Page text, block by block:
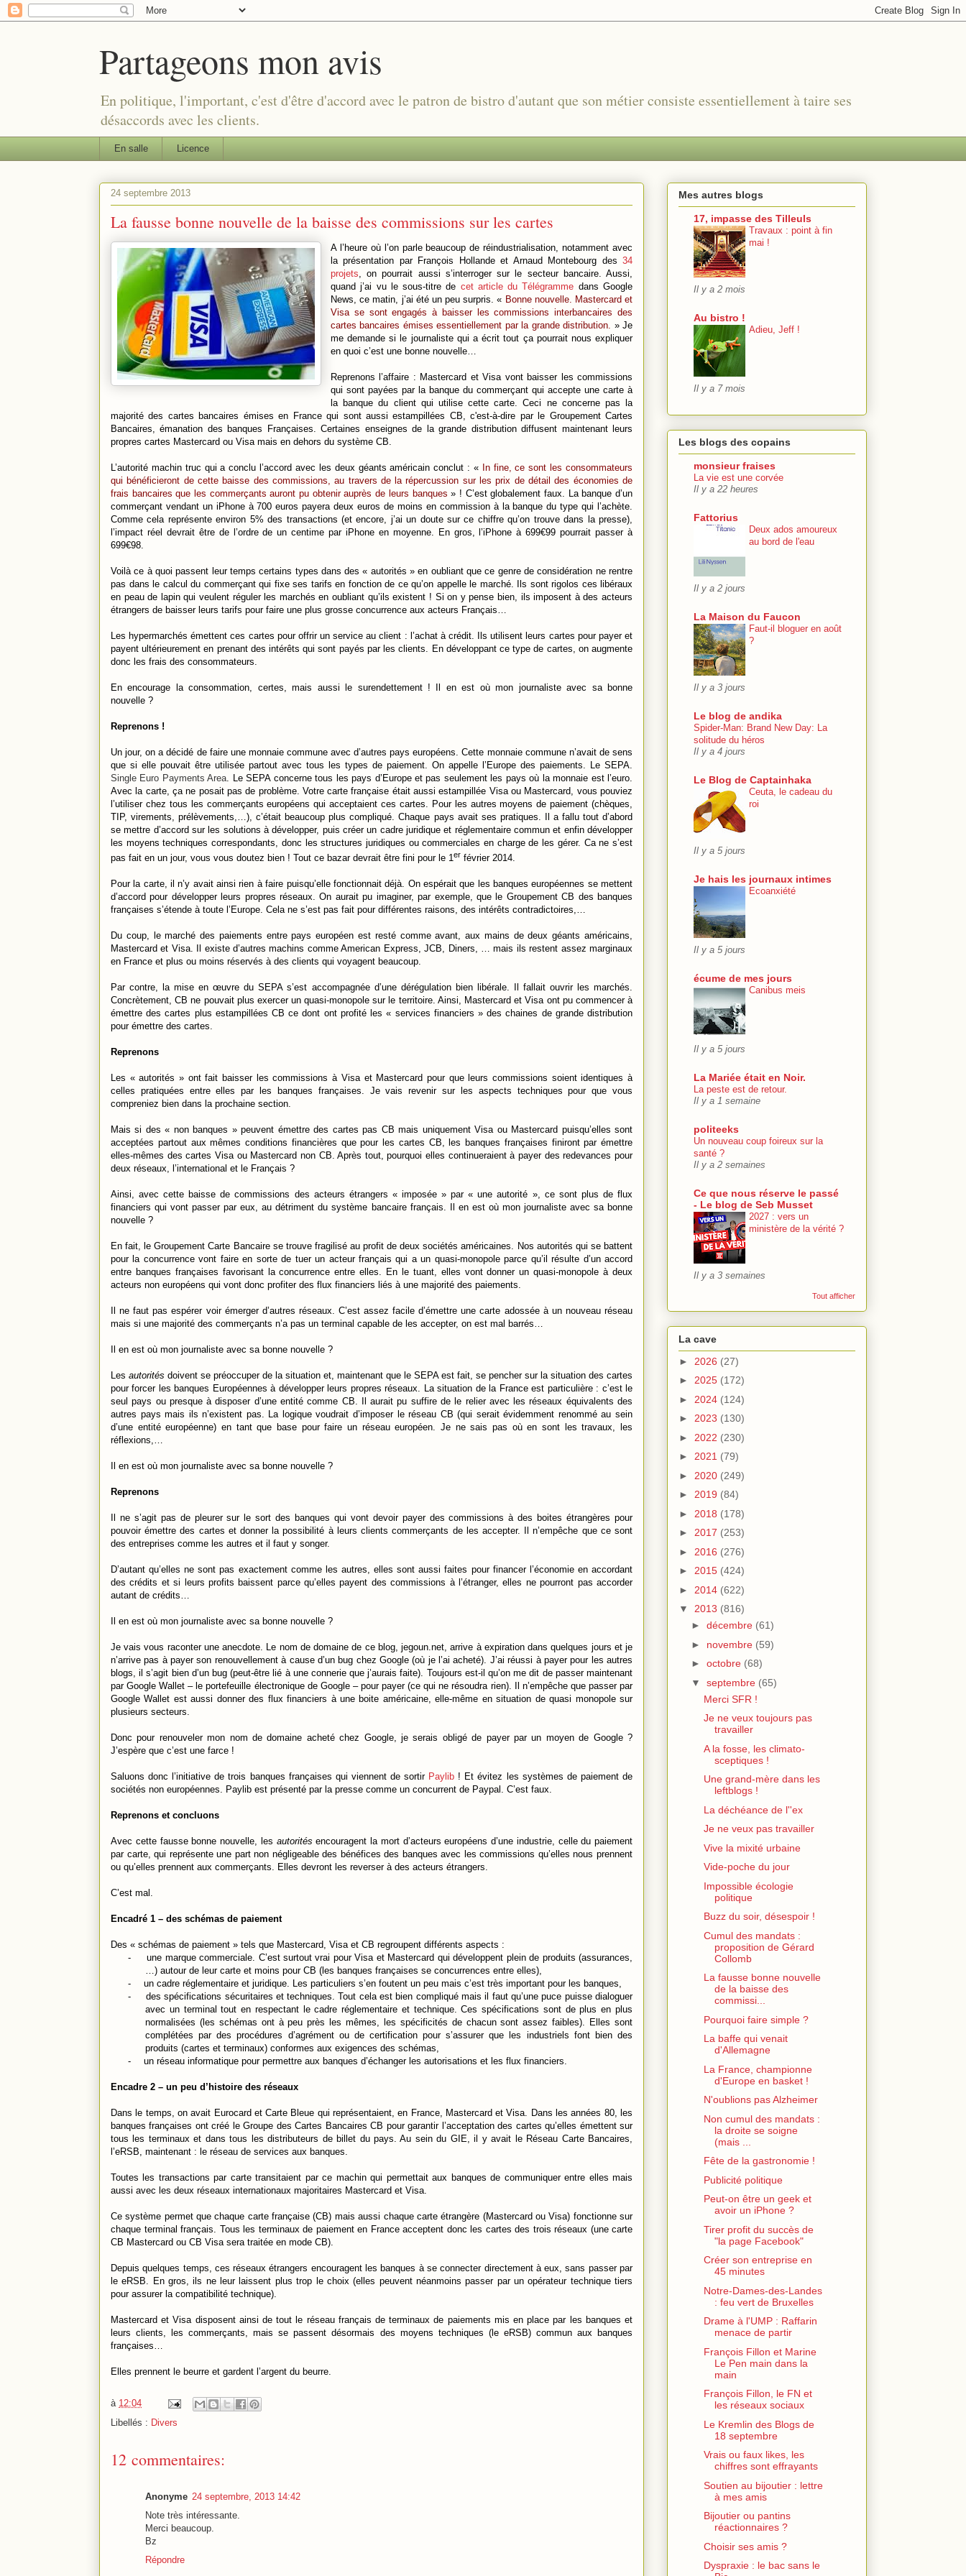
Partageons mon avis
En politique, l'important, c'est d'être d'accord avec le patron de bistro d'autant que son métier consiste essentiellement à taire ses
désaccords avec les clients.
En salle Licence
24 septembre 2013
La fausse bonne nouvelle de la baisse des commissions sur les cartes
A l’heure où l’on parle beaucoup de réindustrialisation, notamment avec
la présentation par François Hollande et Arnaud Montebourg des 34
projets , on pourrait aussi s’interroger sur le secteur bancaire. Aussi,
quand j’ai vu le sous-titre de cet article du Télégramme dans Google
News, ce matin, j’ai été un peu surpris. « Bonne nouvelle. Mastercard et
Visa se sont engagés à baisser les commissions interbancaires des
cartes bancaires émises essentiellement par la grande distribution. » Je
me demande si le journaliste qui a écrit tout ça pourrait nous expliquer
en quoi c’est une bonne nouvelle…
Reprenons l’affaire : Mastercard et Visa vont baisser les commissions
qui sont payées par la banque du commerçant qui accepte une carte à
la banque du client qui utilise cette carte. Ceci ne concerne pas la
majorité des cartes bancaires émises en France qui sont aussi estampillées CB, c'est-à-dire par le Groupement Cartes
Bancaires, émanation des banques Françaises. Certaines enseignes de la grande distribution diffusent maintenant leurs
propres cartes Mastercard ou Visa mais en dehors du système CB.
L’autorité machin truc qui a conclu l’accord avec les deux géants américain conclut : « In fine, ce sont les consommateurs
qui bénéficieront de cette baisse des commissions, au travers de la répercussion sur les prix de détail des économies de
frais bancaires que les commerçants auront pu obtenir auprès de leurs banques» ! C’est globalement faux. La banque d’un
commerçant vendant un iPhone à 700 euros payera deux euros de moins en commission à la banque du type qui l’achète.
Comme cela représente environ 5% des transactions (et encore, j’ai un doute sur ce chiffre qu’on trouve dans la presse),
l’impact réel devrait être de l’ordre de un centime par iPhone en moyenne. En gros, l’iPhone à 699€99 pourrait passer à
699€98.
Voilà ce à quoi passent leur temps certains types dans des « autorités » en oubliant que ce genre de considération ne rentre
pas dans le calcul du commerçant qui fixe ses tarifs en fonction de ce qu’on appelle le marché. Ils sont rigolos ces libéraux
en peau de lapin qui veulent réguler les marchés en oubliant qu’ils existent ! Si on y pense bien, ils imposent à des acteurs
étrangers de baisser leurs tarifs pour faire une plus grosse concurrence aux acteurs Français…
Les hypermarchés émettent ces cartes pour offrir un service au client : l’achat à crédit. Ils utilisent leurs cartes pour payer et
payent ultérieurement en prenant des intérêts qui sont payés par les clients. En développant ce type de cartes, on augmente
donc les frais des consommateurs.
En encourage la consommation, certes, mais aussi le surendettement ! Il en est où mon journaliste avec sa bonne
nouvelle ?
Reprenons !
Un jour, on a décidé de faire une monnaie commune avec d’autres pays européens. Cette monnaie commune n’avait de sens
que si elle pouvait être utilisée partout avec tous les types de paiement. On appelle l’Europe des paiements. Le SEPA.
Single Euro Payments Area . Le SEPA concerne tous les pays d’Europe et pas seulement les pays où la monnaie est l’euro.
Avec la carte, ça ne posait pas de problème. Votre carte française était aussi estampillée Visa ou Mastercard, vous pouviez
l’utiliser chez tous les commerçants européens qui acceptaient ces cartes. Pour les autres moyens de paiement (chèques,
TIP, virements, prélèvements,…), c’était beaucoup plus compliqué. Chaque pays avait ses pratiques. Il a fallu tout d’abord
se mettre d’accord sur les solutions à développer, puis créer un cadre juridique et réglementaire commun et enfin développer
les moyens techniques correspondants, donc les structures juridiques ou commerciales en charge de les gérer. Ca ne s’est
pas fait en un jour, vous vous doutez bien ! Tout ce bazar devrait être fini pour le 1 er février 2014.
Pour la carte, il n’y avait ainsi rien à faire puisqu’elle fonctionnait déjà. On espérait que les banques européennes se mettent
d’accord pour développer leurs propres réseaux. On aurait pu imaginer, par exemple, que le Groupement CB des banques
françaises s’étende à toute l’Europe. Cela ne s’est pas fait pour différentes raisons, des intérêts contradictoires,…
Du coup, le marché des paiements entre pays européen est resté comme avant, aux mains de deux géants américains,
Mastercard et Visa. Il existe d’autres machins comme American Express, JCB, Diners, … mais ils restent assez marginaux
en France et plus ou moins réservés à des clients qui voyagent beaucoup.
Par contre, la mise en œuvre du SEPA s’est accompagnée d’une dérégulation bien libérale. Il fallait ouvrir les marchés.
Concrètement, CB ne pouvait plus exercer un quasi-monopole sur le territoire. Ainsi, Mastercard et Visa ont pu commencer à
émettre des cartes plus estampillées CB ce dont ont profité les « services financiers » des chaines de grande distribution
pour émettre des cartes.
Reprenons
Les « autorités » ont fait baisser les commissions à Visa et Mastercard pour que leurs commissions soient identiques à
celles pratiquées entre elles par les banques françaises. Je vais revenir sur les aspects techniques pour que vous
compreniez bien dans la prochaine section.
Mais si des « non banques » peuvent émettre des cartes pas CB mais uniquement Visa ou Mastercard puisqu’elles sont
acceptées partout aux mêmes conditions financières que pour les cartes CB, les banques françaises finiront par émettre
elles-mêmes des cartes Visa ou Mastercard non CB. Après tout, pourquoi elles continueraient à payer des redevances pour
deux réseaux, l’international et le Français ?
Ainsi, avec cette baisse de commissions des acteurs étrangers « imposée » par « une autorité », ce sont plus de flux
financiers qui vont passer par eux, au détriment du système bancaire français. Il en est où mon journaliste avec sa bonne
nouvelle ?
En fait, le Groupement Carte Bancaire se trouve fragilisé au profit de deux sociétés américaines. Nos autorités qui se battent
pour la concurrence vont faire en sorte de tuer un acteur français qui a un quasi-monopole parce qu’il résulte d’un accord
entre banques françaises favorisant la concurrence entre elles. En le tuant, elles vont donner un quasi-monopole à deux
acteurs non européens qui vont donc profiter des flux financiers liés à une majorité des paiements.
Il ne faut pas espérer voir émerger d’autres réseaux. C’est assez facile d’émettre une carte adossée à un nouveau réseau
mais si une majorité des commerçants n’a pas un terminal capable de les accepter, on est mal barrés…
Il en est où mon journaliste avec sa bonne nouvelle ?
Les autorités doivent se préoccuper de la situation et, maintenant que le SEPA est fait, se pencher sur la situation des cartes
pour forcer les banques Européennes à développer leurs propres réseaux. La situation de la France est particulière : c’est le
seul pays ou presque à disposer d’une entité comme CB. Il aurait pu suffire de le relier avec les réseaux équivalents des
autres pays mais ils n’existent pas. La logique voudrait d’imposer le réseau CB (qui serait évidemment renommé au sein
d’une entité européenne) en tant que base pour faire un réseau européen. Je ne sais pas où en sont les travaux, les
réflexions,…
Il en est où mon journaliste avec sa bonne nouvelle ?
Reprenons
Il ne s’agit pas de pleurer sur le sort des banques qui vont devoir payer des commissions à des boites étrangères pour
pouvoir émettre des cartes et donner la possibilité à leurs clients commerçants de les accepter. Il n’empêche que ce sont
des entreprises comme les autres et il faut y songer.
D’autant qu’elles ne sont pas exactement comme les autres, elles sont aussi faites pour financer l’économie en accordant
des crédits et si leurs profits baissent parce qu’elles payent des commissions à l’étranger, elles ne pourront pas accorder
autant de crédits…
Il en est où mon journaliste avec sa bonne nouvelle ?
Je vais vous raconter une anecdote. Le nom de domaine de ce blog, jegoun.net, arrive à expiration dans quelques jours et je
n’arrive pas à payer son renouvellement à cause d’un bug chez Google (où je l’ai acheté). J’ai réussi à payer pour les autres
blogs, il s’agit bien d’un bug (peut-être lié à une connerie que j’aurais faite). Toujours est-il qu’on me dit de passer maintenant
par Google Wallet – le portefeuille électronique de Google – pour payer (ce qui ne résoudra rien). Il n’empêche que passer par
Google Wallet est aussi donner des flux financiers à une boite américaine, elle-même en situation de quasi monopole sur
plusieurs secteurs.
Donc pour renouveler mon nom de domaine acheté chez Google, je serais obligé de payer par un moyen de Google ?
J’espère que c’est une farce !
Saluons donc l’initiative de trois banques françaises qui viennent de sortir Paylib ! Et évitez les systèmes de paiement de
sociétés non européennes. Paylib est présenté par la presse comme un concurrent de Paypal. C’est faux.
Reprenons et concluons
Avec cette fausse bonne nouvelle, les autorités encouragent la mort d’acteurs européens d’une industrie, celle du paiement
par carte, qui représente une part non négligeable des bénéfices des banques avec les commissions qu’elles nous prennent
ou qu’elles prennent aux commerçants. Elles devront les reverser à des acteurs étrangers.
C’est mal.
Encadré 1 – des schémas de paiement
Des « schémas de paiement » tels que Mastercard, Visa et CB regroupent différents aspects :
-
une marque commerciale. C’est surtout vrai pour Visa et Mastercard qui développent plein de produits (assurances,
…) autour de leur carte et moins pour CB (les banques françaises se concurrences entre elles),
-
un cadre réglementaire et juridique. Les particuliers s’en foutent un peu mais c’est très important pour les banques,
-
des spécifications sécuritaires et techniques. Tout cela est bien compliqué mais il faut qu’une puce puisse dialoguer
avec un terminal tout en respectant le cadre réglementaire et technique. Ces spécifications sont de plus en plus
normalisées (les schémas ont à peu près les mêmes, les spécificités de chacun sont assez faibles). Elles sont
complétées par des procédures d’agrément ou de certification pour s’assurer que les industriels font bien des
produits (cartes et terminaux) conformes aux exigences des schémas,
-
un réseau informatique pour permettre aux banques d’échanger les autorisations et les flux financiers.
Encadre 2 – un peu d’histoire des réseaux
Dans le temps, on avait Eurocard et Carte Bleue qui représentaient, en France, Mastercard et Visa. Dans les années 80, les
banques françaises ont créé le Groupe des Cartes Bancaires CB pour garantir l’acceptation des cartes qu’elles émettent sur
tous les terminaux et dans tous les distributeurs de billet du pays. Au sein du GIE, il y avait le Réseau Carte Bancaires,
l’eRSB, maintenant : le réseau de services aux banques.
Toutes les transactions par carte transitaient par ce machin qui permettait aux banques de communiquer entre elles mais
aussi avec les deux réseaux internationaux majoritaires Mastercard et Visa.
Ce système permet que chaque carte française (CB) mais aussi chaque carte étrangère (Mastercard ou Visa) fonctionne sur
chaque terminal français. Tous les terminaux de paiement en France acceptent donc les cartes des trois réseaux (une carte
CB Mastercard ou CB Visa sera traitée en mode CB).
Depuis quelques temps, ces réseaux étrangers encouragent les banques à se connecter directement à eux, sans passer par
le eRSB. En gros, ils ne leur laissent plus trop le choix (elles peuvent néanmoins passer par un opérateur technique tiers
pour assurer la compatibilité technique).
Mastercard et Visa disposent ainsi de tout le réseau français de terminaux de paiements mis en place par les banques et
leurs clients, les commerçants, mais se passent désormais des moyens techniques (le eRSB) commun aux banques
françaises…
Elles prennent le beurre et gardent l’argent du beurre.
à 12:04
Libellés : Divers
12 commentaires:
Anonyme 24 septembre, 2013 14:42
Note très intéressante.
Merci beaucoup.
Bz
Répondre
Mes autres blogs
17, impasse des Tilleuls
Travaux : point à fin
mai !
Il y a 2 mois
Au bistro !
Adieu, Jeff !
Il y a 7 mois
Les blogs des copains
monsieur fraises
La vie est une corvée
Il y a 22 heures
Fattorius
Deux ados amoureux
au bord de l'eau
Il y a 2 jours
La Maison du Faucon
Faut-il bloguer en août
?
Il y a 3 jours
Le blog de andika
Spider-Man: Brand New Day: La
solitude du héros
Il y a 4 jours
Le Blog de Captainhaka
Ceuta, le cadeau du
roi
Il y a 5 jours
Je hais les journaux intimes
Ecoanxiété
Il y a 5 jours
écume de mes jours
Canibus meis
Il y a 5 jours
La Mariée était en Noir.
La peste est de retour.
Il y a 1 semaine
politeeks
Un nouveau coup foireux sur la
santé ?
Il y a 2 semaines
Ce que nous réserve le passé
- Le blog de Seb Musset
2027 : vers un
ministère de la vérité ?
Il y a 3 semaines
Tout afficher
La cave
► 2026 (27)
► 2025 (172)
► 2024 (124)
► 2023 (130)
► 2022 (230)
► 2021 (79)
► 2020 (249)
► 2019 (84)
► 2018 (178)
► 2017 (253)
► 2016 (276)
► 2015 (424)
► 2014 (622)
▼ 2013 (816)
► décembre (61)
► novembre (59)
► octobre (68)
▼ septembre (65)
Merci SFR !
Je ne veux toujours pas
travailler
A la fosse, les climato-
sceptiques !
Une grand-mère dans les
leftblogs !
La déchéance de l''ex
Je ne veux pas travailler
Vive la mixité urbaine
Vide-poche du jour
Impossible écologie
politique
Buzz du soir, désespoir !
Cumul des mandats :
proposition de Gérard
Collomb
La fausse bonne nouvelle
de la baisse des
commissi...
Pourquoi faire simple ?
La baffe qui venait
d'Allemagne
La France, championne
d'Europe en basket !
N'oublions pas Alzheimer
Non cumul des mandats :
la droite se soigne
(mais ...
Fête de la gastronomie !
Publicité politique
Peut-on être un geek et
avoir un iPhone ?
Tirer profit du succès de
"la page Facebook"
Créer son entreprise en
45 minutes
Notre-Dames-des-Landes
: feu vert de Bruxelles
Drame à l'UMP : Raffarin
menace de partir
François Fillon et Marine
Le Pen main dans la
main
François Fillon, le FN et
les réseaux sociaux
Le Kremlin des Blogs de
18 septembre
Vrais ou faux likes, les
chiffres sont effrayants
Soutien au bijoutier : lettre
à mes amis
Bijoutier ou pantins
réactionnaires ?
Choisir ses amis ?
Dyspraxie : le bac sans le